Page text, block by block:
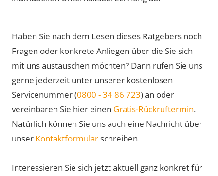
Haben Sie nach dem Lesen dieses Ratgebers noch
Fragen oder konkrete Anliegen über die Sie sich
mit uns austauschen möchten? Dann rufen Sie uns
gerne jederzeit unter unserer kostenlosen
Servicenummer (0800 - 34 86 723) an oder
vereinbaren Sie hier einen Gratis-Rückruftermin.
Natürlich können Sie uns auch eine Nachricht über
unser Kontaktformularschreiben.
Interessieren Sie sich jetzt aktuell ganz konkret für